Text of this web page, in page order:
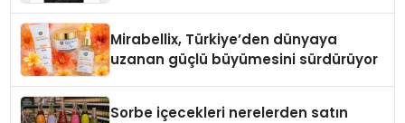
Mirabellix, Türkiye’den dünyaya
uzanan güçlü büyümesini sürdürüyor
Sorbe içecekleri nerelerden satın